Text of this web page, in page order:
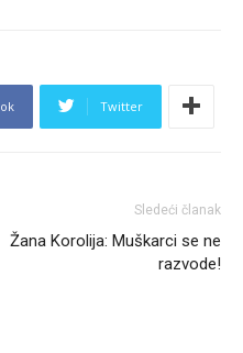
Twitter
Sledeći članak
Žana Korolija: Muškarci se ne
razvode!